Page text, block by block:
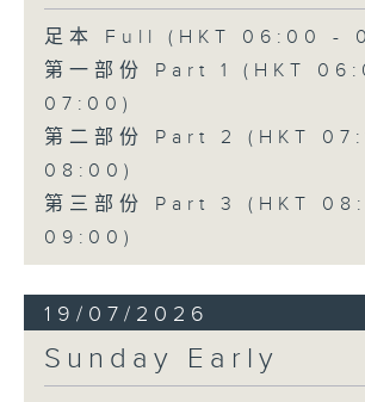
足本 Full (HKT 06:00 -
第一部份 Part 1 (HKT
07:00)
第二部份 Part 2 (HKT
08:00)
第三部份 Part 3 (HKT
09:00)
19/07/2026
Sunday Early